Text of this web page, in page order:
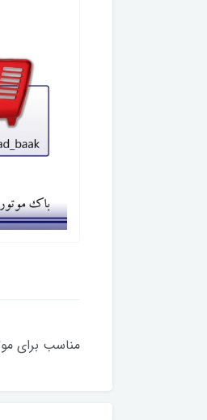
مناسب برای